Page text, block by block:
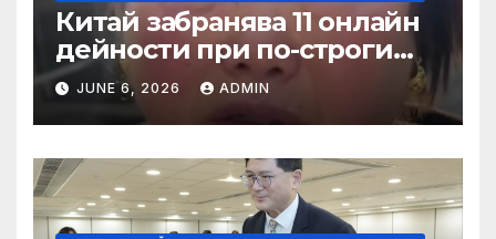
Китай забранява 11 онлайн
дейности при по-строги
правила за ограничаване на
слуховете и
кибернасилниците
JUNE 6, 2026 ADMIN